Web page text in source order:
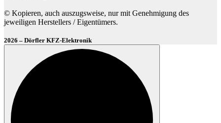
© Kopieren, auch auszugsweise, nur mit Genehmigung des
jeweiligen Herstellers / Eigentümers.
2026 – Dörfler KFZ-Elektronik